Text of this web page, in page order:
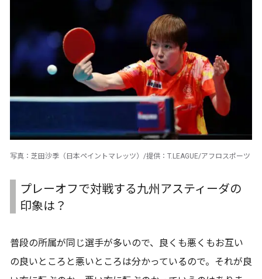
写真：芝田沙季（日本ペイントマレッツ）/提供：T.LEAGUE/アフロスポーツ
プレーオフで対戦する九州アスティーダの
印象は？
普段の所属が同じ選手が多いので、良くも悪くもお互い
の良いところと悪いところは分かっているので。それが良